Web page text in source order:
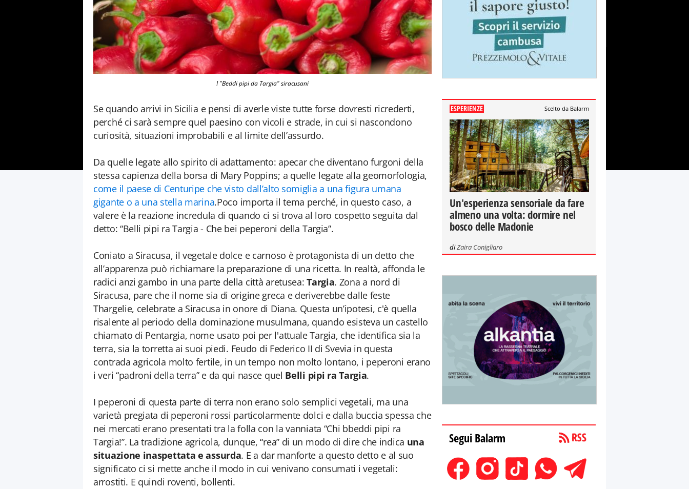
I "Beddi pipi da Targia" siracusani
Se quando arrivi in Sicilia e pensi di averle viste tutte forse dovresti ricrederti,
perché ci sarà sempre quel paesino con vicoli e strade, in cui si nascondono
curiosità, situazioni improbabili e al limite dell’assurdo.
Da quelle legate allo spirito di adattamento: apecar che diventano furgoni della
stessa capienza della borsa di Mary Poppins; a quelle legate alla geomorfologia,
come il paese di Centuripe che visto dall’alto somiglia a una figura umana
gigante o a una stella marina.Poco importa il tema perché, in questo caso, a
valere è la reazione incredula di quando ci si trova al loro cospetto seguita dal
detto: “Belli pipi ra Targia - Che bei peperoni della Targia”.
Coniato a Siracusa, il vegetale dolce e carnoso è protagonista di un detto che
all’apparenza può richiamare la preparazione di una ricetta. In realtà, affonda le
radici anzi gambo in una parte della città aretusea: Targia. Zona a nord di
Siracusa, pare che il nome sia di origine greca e deriverebbe dalle feste
Thargelie, celebrate a Siracusa in onore di Diana. Questa un’ipotesi, c'è quella
risalente al periodo della dominazione musulmana, quando esisteva un castello
chiamato di Pentargia, nome usato poi per l'attuale Targia, che identifica sia la
terra, sia la torretta ai suoi piedi. Feudo di Federico II di Svevia in questa
contrada agricola molto fertile, in un tempo non molto lontano, i peperoni erano
i veri “padroni della terra” e da qui nasce quel Belli pipi ra Targia.
I peperoni di questa parte di terra non erano solo semplici vegetali, ma una
varietà pregiata di peperoni rossi particolarmente dolci e dalla buccia spessa che
nei mercati erano presentati tra la folla con la vanniata “Chi bbeddi pipi ra
Targia!”. La tradizione agricola, dunque, “rea” di un modo di dire che indica una
situazione inaspettata e assurda. E a dar manforte a questo detto e al suo
significato ci si mette anche il modo in cui venivano consumati i vegetali:
arrostiti. E quindi roventi, bollenti.
ESPERIENZE Scelto da Balarm
Un'esperienza sensoriale da fare
almeno una volta: dormire nel
bosco delle Madonie
diZaira Conigliaro
Segui Balarm